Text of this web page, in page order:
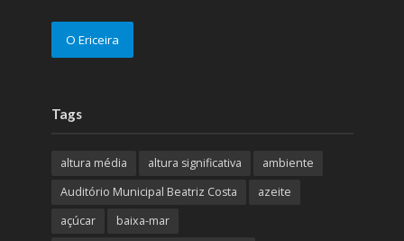
O Ericeira
Tags
altura média altura significativa
ambiente
Auditório Municipal Beatriz Costa
azeite
açúcar
baixa-mar